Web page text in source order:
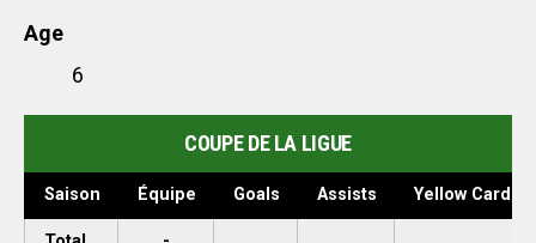
Age
6
COUPE DE LA LIGUE
Saison Équipe Goals Assists Yellow Cards